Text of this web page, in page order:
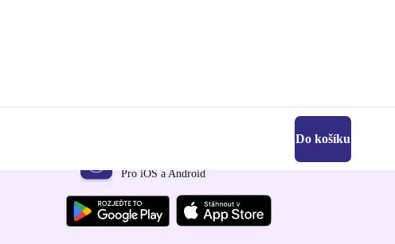
Do košíku
Pro iOS a Android